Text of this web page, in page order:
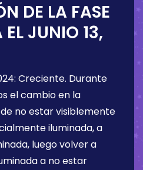
DE LA FASE
EL JUNIO 13,
: Creciente. Durante
el cambio en la
no estar visiblemente
iluminada, a
luego volver a
a no estar